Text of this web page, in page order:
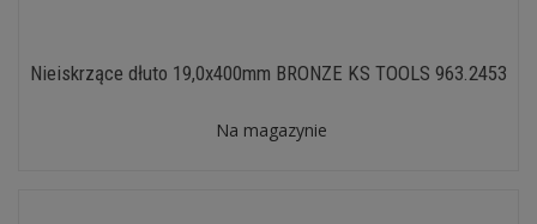
Nieiskrzące dłuto 19,0x400mm BRONZE KS TOOLS 963.2453
Na magazynie